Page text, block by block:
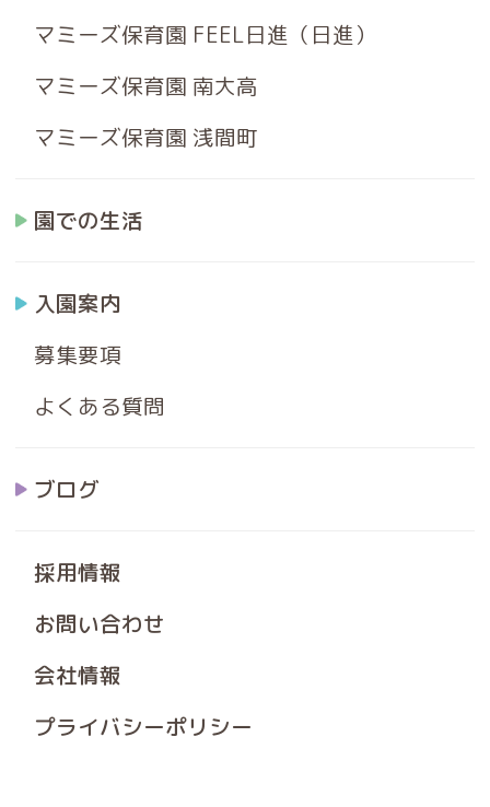
マミーズ保育園 FEEL日進（日進）
マミーズ保育園 南大高
マミーズ保育園 浅間町
園での生活
入園案内
募集要項
よくある質問
ブログ
採用情報
お問い合わせ
会社情報
プライバシーポリシー